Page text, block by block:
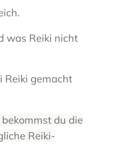
was Reiki nicht
Reiki gemacht
du die
Reiki-